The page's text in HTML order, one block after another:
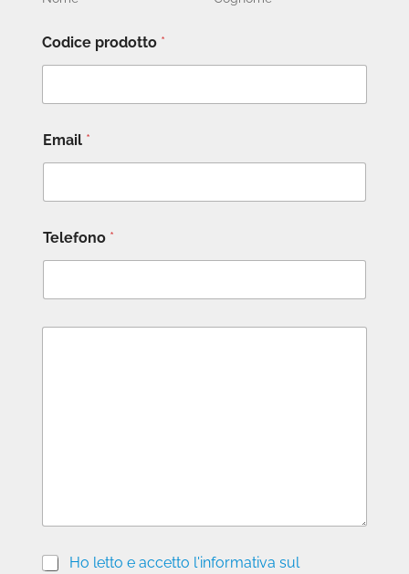
Codice prodotto *
Email *
Telefono *
M
P
Ho letto e accetto l'informativa sul